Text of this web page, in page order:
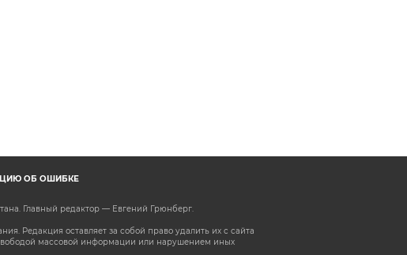
ОБ ОШИБКЕ
Главный редактор — Евгений Грюнберг.
Редакция оставляет за собой право удалить их с сайта
массовой информации или нарушением иных